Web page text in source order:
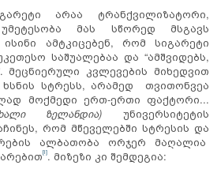
არაა ტრანქვილიზატორი,
მას სწორედ მსგავს
ისინი ამტკიცებენ, რომ სიგარეტი
საშუალებაა და “ამშვიდებს,
მეცნიერული კვლევების მიხედვით
სტრესს, არამედ თვითონვეა
მოქმედი ერთ-ერთი ფაქტორი...
ზელანდია) უნივერსიტეტის
რომ მწეველებში სტრესის და
ალბათობა ორჯერ მაღალია
[i]. მიზეზი კი შემდეგია: